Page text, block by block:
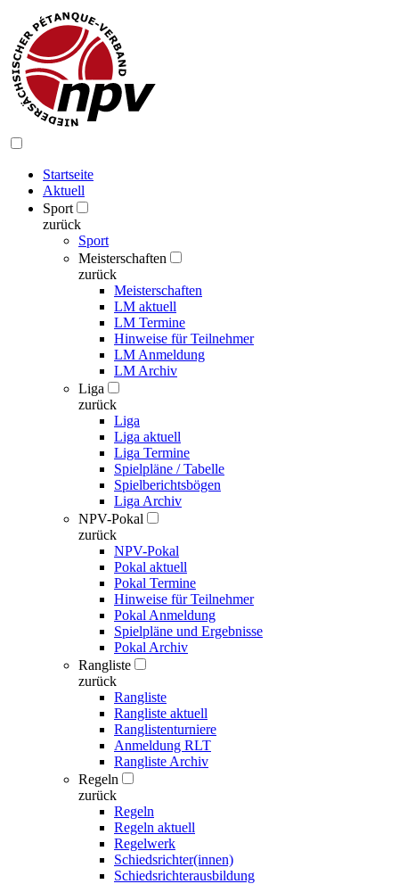
Startseite
Aktuell
Sport
zurück
Sport
Meisterschaften
zurück
Meisterschaften
LM aktuell
LM Termine
Hinweise für Teilnehmer
LM Anmeldung
LM Archiv
Liga
zurück
Liga
Liga aktuell
Liga Termine
Spielpläne / Tabelle
Spielberichtsbögen
Liga Archiv
NPV-Pokal
zurück
NPV-Pokal
Pokal aktuell
Pokal Termine
Hinweise für Teilnehmer
Pokal Anmeldung
Spielpläne und Ergebnisse
Pokal Archiv
Rangliste
zurück
Rangliste
Rangliste aktuell
Ranglistenturniere
Anmeldung RLT
Rangliste Archiv
Regeln
zurück
Regeln
Regeln aktuell
Regelwerk
Schiedsrichter(innen)
Schiedsrichterausbildung